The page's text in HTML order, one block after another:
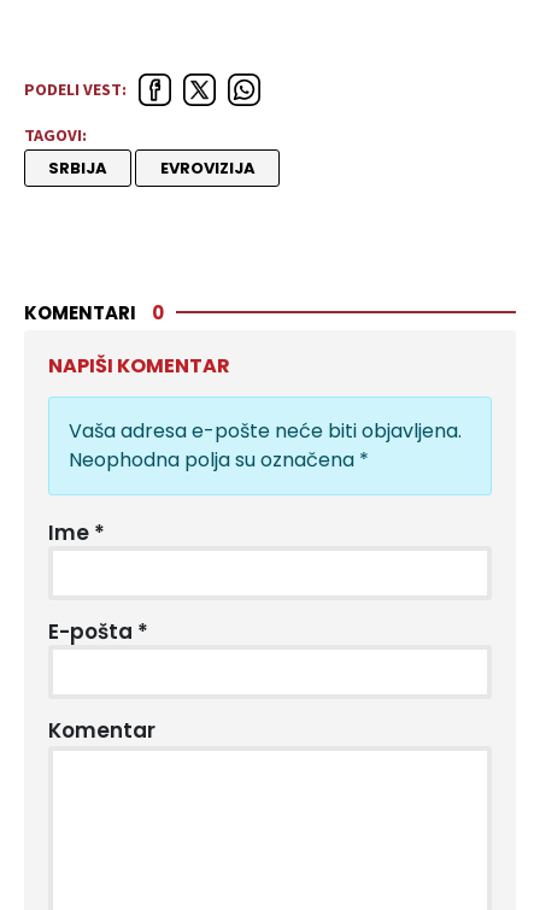
PODELI VEST:
TAGOVI:
SRBIJA EVROVIZIJA
KOMENTARI 0
NAPIŠI KOMENTAR
Vaša adresa e-pošte neće biti objavljena.
Neophodna polja su označena *
Ime *
E-pošta *
Komentar